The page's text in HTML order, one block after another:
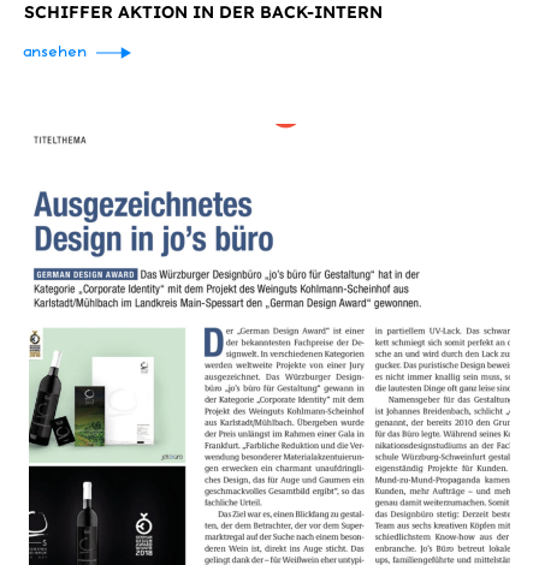
SCHIFFER AKTION IN DER BACK-INTERN
ansehen